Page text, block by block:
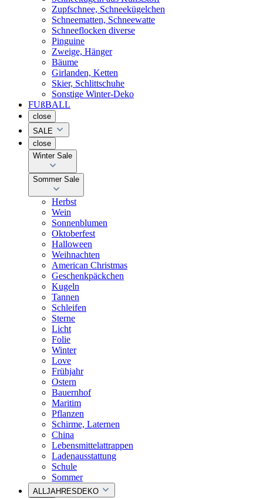
Zupfschnee, Schneekügelchen
Schneematten, Schneewatte
Schneeflocken diverse
Pinguine
Zweige, Hänger
Bäume
Girlanden, Ketten
Skier, Schlittschuhe
Sonstige Winter-Deko
FUßBALL
close
SALE
close
Winter Sale
Sommer Sale
Herbst
Wein
Sonnenblumen
Oktoberfest
Halloween
Weihnachten
American Christmas
Geschenkpäckchen
Kugeln
Tannen
Schleifen
Sterne
Licht
Folie
Winter
Love
Frühjahr
Ostern
Bauernhof
Maritim
Pflanzen
Schirme, Laternen
China
Lebensmittelattrappen
Ladenausstattung
Schule
Sommer
ALLJAHRESDEKO